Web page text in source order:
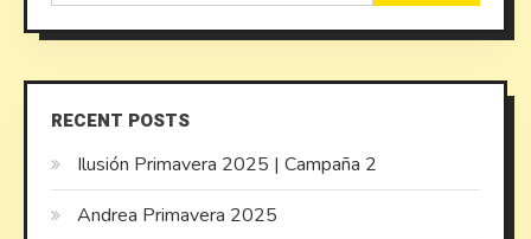
for:
RECENT POSTS
Ilusión Primavera 2025 | Campaña 2
Andrea Primavera 2025